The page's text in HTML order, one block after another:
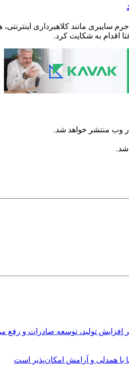
مانند كلاهبردارى
اقدام به شكايت كرد.
وب منتشر خواهد شد.
شد.
تولید، توسعه صادرات و رفع
با همدلی و آرامش امکان‌پذیر است